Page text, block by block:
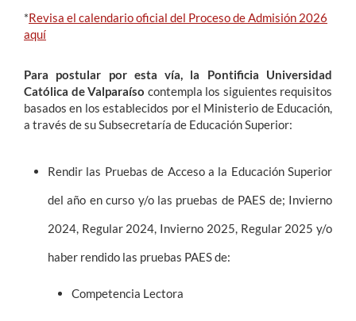
*Revisa el calendario oficial del Proceso de Admisión 2026
aquí
Para postular por esta vía, la Pontificia Universidad
Católica de Valparaíso contempla los siguientes requisitos
basados en los establecidos por el Ministerio de Educación,
a través de su Subsecretaría de Educación Superior:
Rendir las Pruebas de Acceso a la Educación Superior
del año en curso y/o las pruebas de PAES de; Invierno
2024, Regular 2024, Invierno 2025, Regular 2025 y/o
haber rendido las pruebas PAES de:
Competencia Lectora